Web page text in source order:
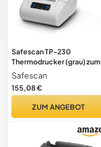
Safescan TP-230
Thermodrucker (grau) zum
Ausdrucken der
Zählergebnisse
Geldzählmaschinen -
Münzzählern -
Safescan
155,08 €
ZUM ANGEBOT